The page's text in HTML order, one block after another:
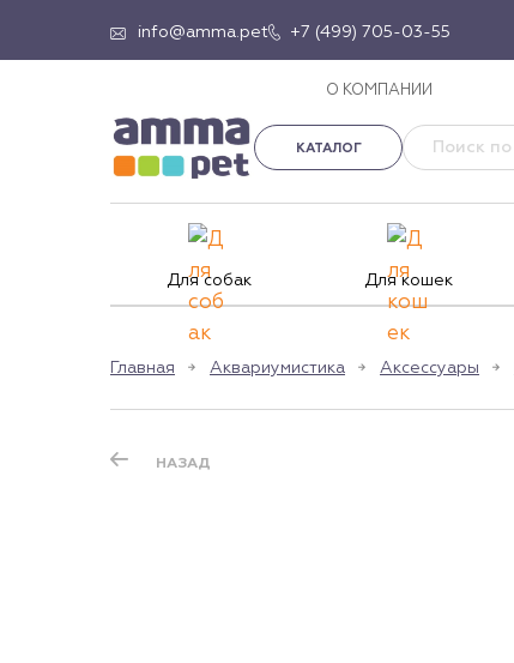
info@amma.pet +7 (499) 705-03-55
О КОМПАНИИ
КАТАЛОГ
Для собак Для кошек
Главная Аквариумистика Аксессуары
НАЗАД